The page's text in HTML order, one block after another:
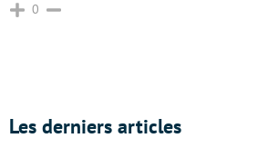
0
Les derniers articles